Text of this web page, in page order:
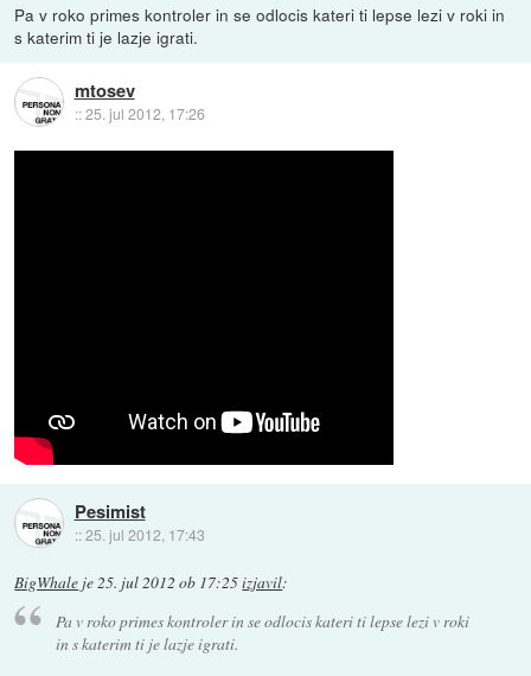
Pa v roko primes kontroler in se odlocis kateri ti lepse lezi v roki in
s katerim ti je lazje igrati.
mtosev
::25. jul 2012, 17:26
Pesimist
::25. jul 2012, 17:43
BigWhale je25. jul 2012 ob 17:25izjavil:
Pa v roko primes kontroler in se odlocis kateri ti lepse lezi v roki
in s katerim ti je lazje igrati.